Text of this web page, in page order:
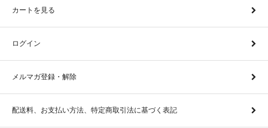
カートを見る
ログイン
メルマガ登録・解除
配送料、お支払い方法、特定商取引法に基づく表記